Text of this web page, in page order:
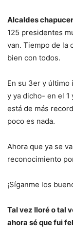
Alcaldes
125 presidentes
van. Tiempo de la
bien con todos.
En su 3er y último
y ya dicho- en el 1
está de más
poco es nada.
Ahora que ya se
reconocimiento
¡Síganme los
Tal vez lloré o tal
ahora sé que fui